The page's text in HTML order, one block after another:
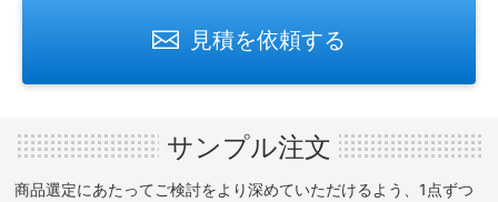
見積を依頼する
サンプル注文
商品選定にあたってご検討をより深めていただけるよう、1点ずつ